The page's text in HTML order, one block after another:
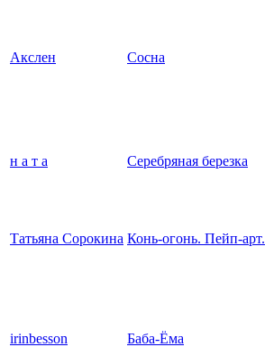
Акслен Сосна
н а т а Серебряная березка
Татьяна Сорокина Конь-огонь. Пейп-арт.
irinbesson Баба-Ёма